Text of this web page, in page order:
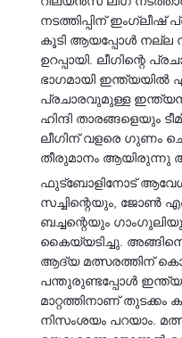
നടത്തിപ്പിന് ഇംഗ്ലീഷ്
കൂടി ആയപ്പോൾ നല്ല
ഉറപ്പായി. ലീഗിന്റെ
ഭാഗമായി
പ്രചാരവുമുള്ള ഇന്ത്യൻ
ഹിന്ദി താരങ്ങളെയും
ലീഗിന് വളരെ ഗുണം
തീരുമാനം ആയിരുന്നു
ഫുട്‍ബോളിനോട്
സച്ചിന്റെയും, ജോൺ
ബച്ചന്റെയും
കൈയ്യടിച്ചു.
ആദ്യ മത്സരത്തിന്
പന്തുരുണ്ടപ്പോൾ
മാറ്റത്തിനാണ് തുടക്കം
നിസംശയം പറയാം.